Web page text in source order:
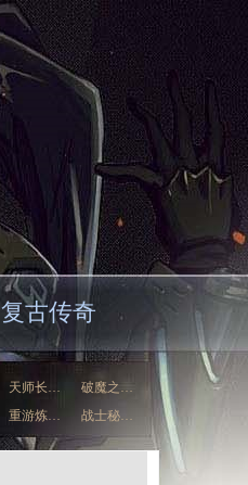
复古传奇
天师长…
破魔之…
重游炼…
战士秘…
好私服…